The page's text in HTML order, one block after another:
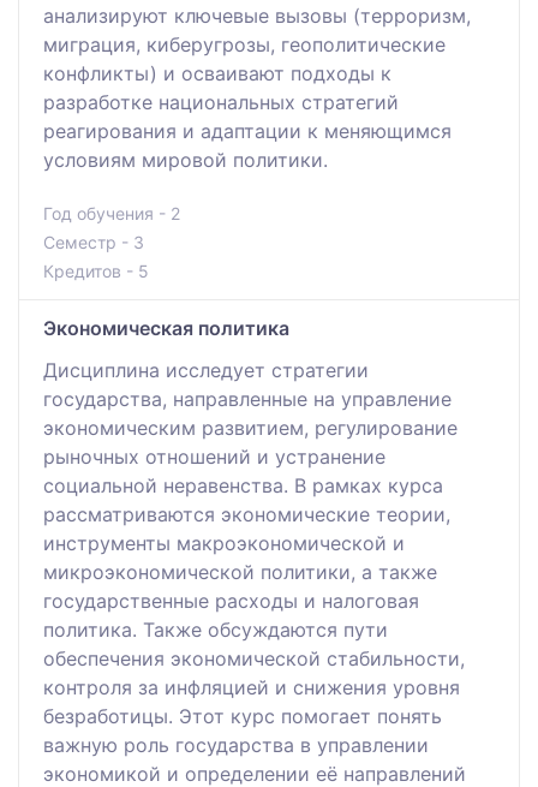
анализируют ключевые вызовы (терроризм,
миграция, киберугрозы, геополитические
конфликты) и осваивают подходы к
разработке национальных стратегий
реагирования и адаптации к меняющимся
условиям мировой политики.
Год обучения - 2
Семестр - 3
Кредитов - 5
Экономическая политика
Дисциплина исследует стратегии
государства, направленные на управление
экономическим развитием, регулирование
рыночных отношений и устранение
социальной неравенства. В рамках курса
рассматриваются экономические теории,
инструменты макроэкономической и
микроэкономической политики, а также
государственные расходы и налоговая
политика. Также обсуждаются пути
обеспечения экономической стабильности,
контроля за инфляцией и снижения уровня
безработицы. Этот курс помогает понять
важную роль государства в управлении
экономикой и определении её направлений